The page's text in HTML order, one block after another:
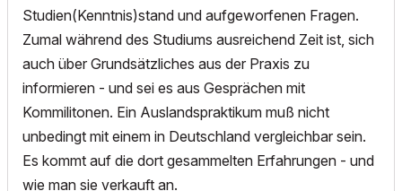
Studien(Kenntnis)stand und aufgeworfenen Fragen.
Zumal während des Studiums ausreichend Zeit ist, sich
auch über Grundsätzliches aus der Praxis zu
informieren - und sei es aus Gesprächen mit
Kommilitonen. Ein Auslandspraktikum muß nicht
unbedingt mit einem in Deutschland vergleichbar sein.
Es kommt auf die dort gesammelten Erfahrungen - und
wie man sie verkauft an.